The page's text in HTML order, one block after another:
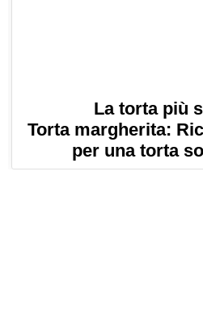
La torta più
Torta margherita:
per una torta